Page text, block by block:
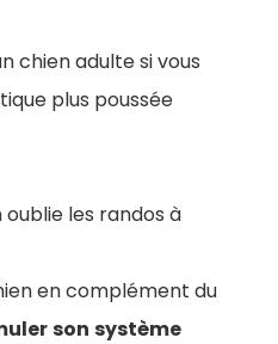
chien adulte si vous
plus poussée
les randos à
en complément du
son système